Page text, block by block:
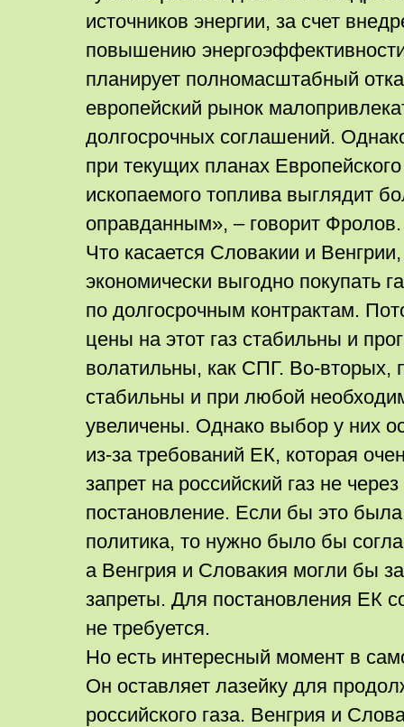
источников энергии, за счет
повышению
планирует полномасштабный
европейский рынок
долгосрочных соглашений.
при текущих планах
ископаемого топлива выглядит
оправданным», – говорит Фролов.
Что касается Словакии и
экономически выгодно покупать
по долгосрочным контрактам.
цены на этот газ стабильны и
волатильны, как СПГ. Во-вторых,
стабильны и при любой
увеличены. Однако выбор у них
из-за требований ЕК, которая
запрет на российский газ не
постановление. Если бы это
политика, то нужно было бы
а Венгрия и Словакия могли бы
запреты. Для постановления ЕК
не требуется.
Но есть интересный момент в
Он оставляет лазейку для
российского газа. Венгрия и